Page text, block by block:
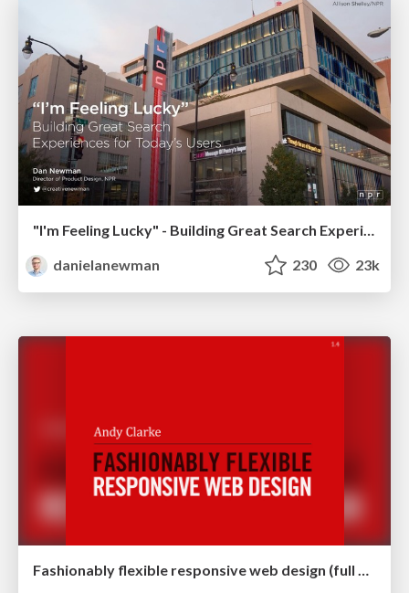
danielanewman
230 23k
Fashionably flexible responsive web design (full day workshop)